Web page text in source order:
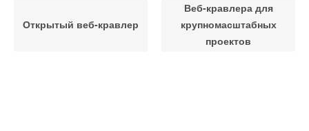
Открытый веб-кравлер
Веб-кравлера для
крупномасштабных
проектов